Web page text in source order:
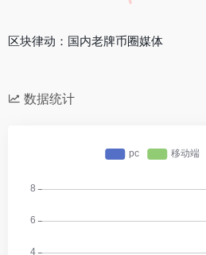
区块律动：国内老牌币圈媒体
数据统计